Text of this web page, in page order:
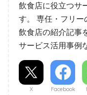
飲食店に役立つサ
す。 専任・フリー
飲食店の紹介記事
サービス活用事例
X Facebook